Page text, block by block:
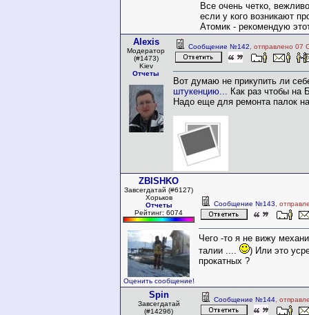
Все очень четко,
если у кого возникают
Атомик - рекомендую
Alexis
Модератор
(#1473)
Kiev
Отчеты
Сообщение №142 , отправлено 07
Вот думаю не прикупить ли
штукенцию... Как раз чтобы на
Надо еще для ремонта палок
ZBISHKO
Завсегдатай (#6127)
Хорьков
Отчеты
Рейтинг: 6074
Оценить сообщение!
Сообщение №143 ,
Чего -то я не вижу
талии ....
) Или это
прокатных ?
Spin
Завсегдатай
(#14296)
Сообщение №144 ,